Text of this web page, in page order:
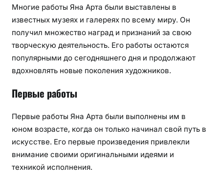
Многие работы Яна Арта были выставлены в
известных музеях и галереях по всему миру. Он
получил множество наград и признаний за свою
творческую деятельность. Его работы остаются
популярными до сегодняшнего дня и продолжают
вдохновлять новые поколения художников.
Первые работы
Первые работы Яна Арта были выполнены им в
юном возрасте, когда он только начинал свой путь в
искусстве. Его первые произведения привлекли
внимание своими оригинальными идеями и
техникой исполнения.